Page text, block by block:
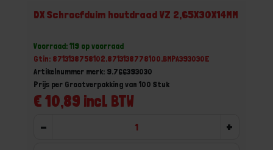
DX Schroefduim houtdraad VZ 2,65X30X14MM
Voorraad: 119 op voorraad
Gtin: 8713138758102,8713138778100,BMPA393030E
Artikelnummer merk: 9.766393030
€ 10,89 incl. BTW
Prijs per Grootverpakking van 100 Stuk
- +